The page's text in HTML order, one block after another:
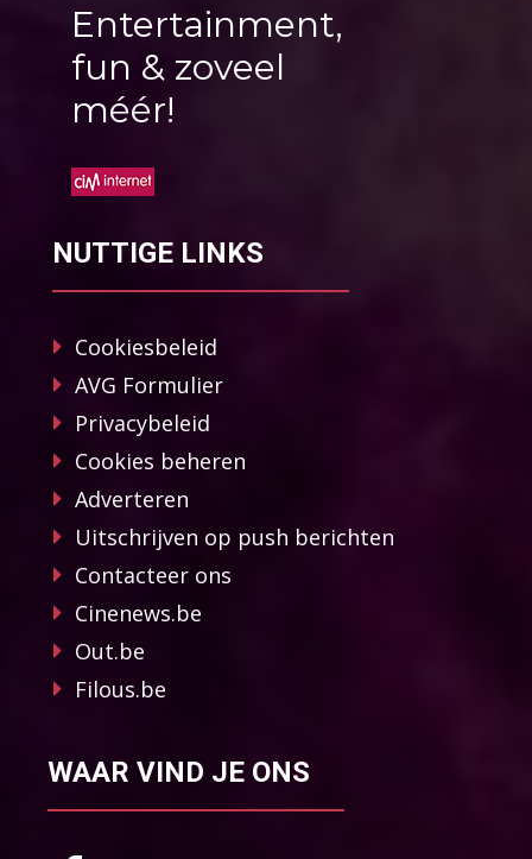
Entertainment,
fun & zoveel
méér!
NUTTIGE LINKS
Cookiesbeleid
AVG Formulier
Privacybeleid
Cookies beheren
Adverteren
Uitschrijven op push berichten
Contacteer ons
Cinenews.be
Out.be
Filous.be
WAAR VIND JE ONS